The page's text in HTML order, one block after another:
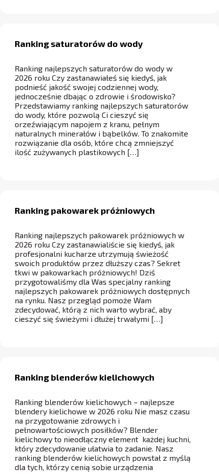
Ranking saturatorów do wody
Ranking najlepszych saturatorów do wody w
2026 roku Czy zastanawiałeś się kiedyś, jak
podnieść jakość swojej codziennej wody,
jednocześnie dbając o zdrowie i środowisko?
Przedstawiamy ranking najlepszych saturatorów
do wody, które pozwolą Ci cieszyć się
orzeźwiającym napojem z kranu, pełnym
naturalnych minerałów i bąbelków. To znakomite
rozwiązanie dla osób, które chcą zmniejszyć
ilość zużywanych plastikowych […]
Ranking pakowarek próżniowych
Ranking najlepszych pakowarek próżniowych w
2026 roku Czy zastanawialiście się kiedyś, jak
profesjonalni kucharze utrzymują świeżość
swoich produktów przez dłuższy czas? Sekret
tkwi w pakowarkach próżniowych! Dziś
przygotowaliśmy dla Was specjalny ranking
najlepszych pakowarek próżniowych dostępnych
na rynku. Nasz przegląd pomoże Wam
zdecydować, którą z nich warto wybrać, aby
cieszyć się świeżymi i dłużej trwałymi […]
Ranking blenderów kielichowych
Ranking blenderów kielichowych – najlepsze
blendery kielichowe w 2026 roku Nie masz czasu
na przygotowanie zdrowych i
pełnowartościowych posiłków? Blender
kielichowy to nieodłączny element każdej kuchni,
który zdecydowanie ułatwia to zadanie. Nasz
ranking blenderów kielichowych powstał z myślą
dla tych, którzy cenią sobie urządzenia